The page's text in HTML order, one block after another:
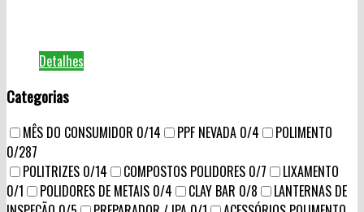
Detalhes
Categorias
MÊS DO CONSUMIDOR 0/14 PPF NEVADA 0/4
POLIMENTO
0/287
POLITRIZES 0/14 COMPOSTOS POLIDORES 0/7
LIXAMENTO
0/1 POLIDORES DE METAIS 0/4 CLAY BAR 0/8
LANTERNAS DE